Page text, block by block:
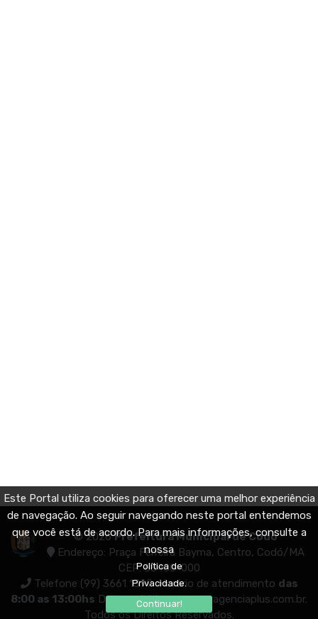
Este Portal utiliza cookies para oferecer uma melhor experiência
de navegação. Ao seguir navegando neste portal entendemos
que você está de acordo. Para mais informações, consulte a
nossa
Política de
Privacidade.
Continuar!
© 2026Prefeitura Municipal de Codó
Endereço: Praça Ferreira Bayma, Centro, Codó/MA
CEP: 65400-000
Telefone (99) 3661 1399Horário de atendimento das
8:00 as 13:00hs Desenvolvido porwww.agenciaplus.com.br.
Todos os Direitos Reservados.